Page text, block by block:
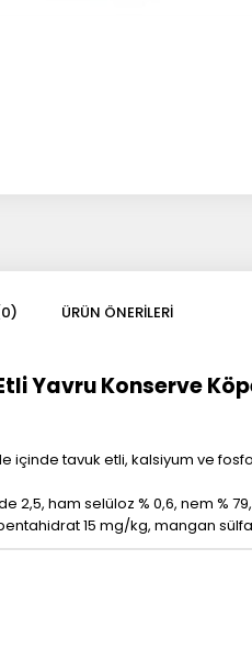
ÜRÜN ÖNERILERI
Yavru Konserve
içinde tavuk etli, kalsiyum ve
2,5, ham selüloz % 0,6, nem %
15 mg/kg, mangan